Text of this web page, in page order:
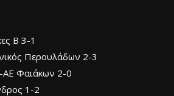
Β 3-1
Περουλάδων 2-3
Φαιάκων 2-0
1-2